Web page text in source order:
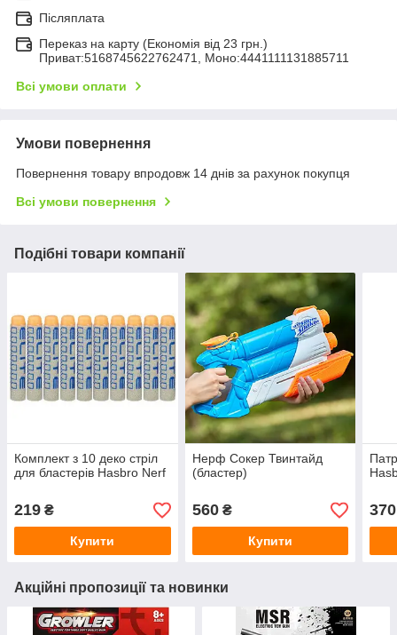
Післяплата
Переказ на карту (Економія від 23 грн.)
Приват:5168745622762471, Моно:4441111131885711
Всі умови оплати
Умови повернення
Повернення товару впродовж 14 днів за рахунок покупця
Всі умови повернення
Подібні товари компанії
Комплект з 10 деко стріл
для бластерів Hasbro Nerf
219 ₴
Купити
Нерф Сокер Твинтайд
(бластер)
560₴
Купити
370
Акційні пропозиції та новинки